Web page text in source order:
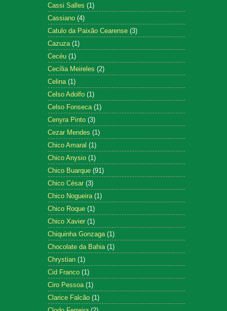
Cassi Salles (1)
Cassiano (4)
Catulo da Paixão Cearense (3)
Cazuza (1)
Cecéu (1)
Cecília Meireles (2)
Celina (1)
Celso Adolfo (1)
Celso Fonseca (1)
Cenyra Pinto (3)
Cezar Mendes (1)
Chico Amaral (1)
Chico Anysio (1)
Chico Buarque (91)
Chico César (3)
Chico Nogueira (1)
Chico Roque (1)
Chico Xavier (1)
Chiquinha Gonzaga (1)
Chocolate da Bahia (1)
Chrystian (1)
Cid Franco (1)
Ciro Pessoa (1)
Clarice Falcão (1)